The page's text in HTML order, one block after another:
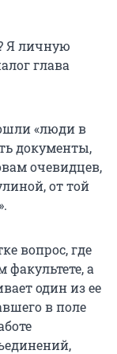
Я личную
глава
«люди в
документы,
очевидцев,
от той
вопрос, где
факультете, а
один из ее
в поле